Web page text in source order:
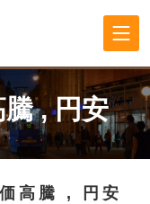
騰,円安
高騰 , 円安